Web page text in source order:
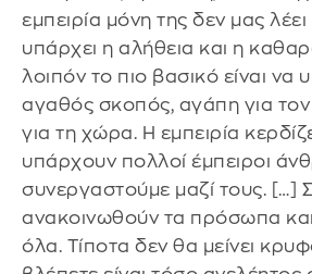
εμπειρία μόνη της δεν μας
υπάρχει η αλήθεια και η
λοιπόν το πιο βασικό είναι να
αγαθός σκοπός, αγάπη για
για τη χώρα. Η εμπειρία
υπάρχουν πολλοί έμπειροι
συνεργαστούμε μαζί τους. […]
ανακοινωθούν τα πρόσωπα και
όλα. Τίποτα δεν θα μείνει